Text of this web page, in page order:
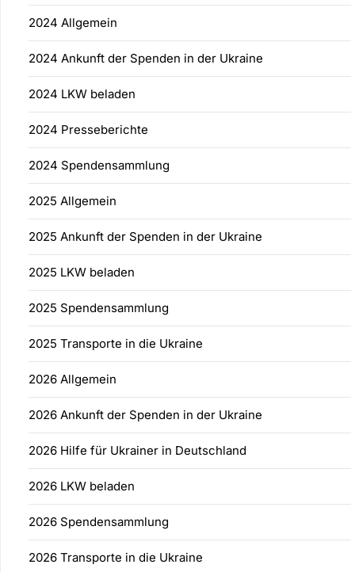
2024 Allgemein
2024 Ankunft der Spenden in der Ukraine
2024 LKW beladen
2024 Presseberichte
2024 Spendensammlung
2025 Allgemein
2025 Ankunft der Spenden in der Ukraine
2025 LKW beladen
2025 Spendensammlung
2025 Transporte in die Ukraine
2026 Allgemein
2026 Ankunft der Spenden in der Ukraine
2026 Hilfe für Ukrainer in Deutschland
2026 LKW beladen
2026 Spendensammlung
2026 Transporte in die Ukraine